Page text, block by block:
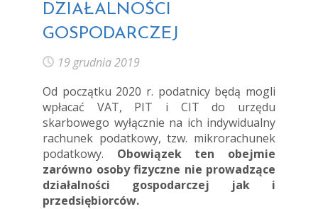
DZIAŁALNOŚCI
GOSPODARCZEJ
19 grudnia 2019
Od początku 2020 r. podatnicy będą mogli
wpłacać VAT, PIT i CIT do urzędu
skarbowego wyłącznie na ich indywidualny
rachunek podatkowy, tzw. mikrorachunek
podatkowy. Obowiązek ten obejmie
zarówno osoby fizyczne nie prowadzące
działalności gospodarczej jak i
przedsiębiorców.